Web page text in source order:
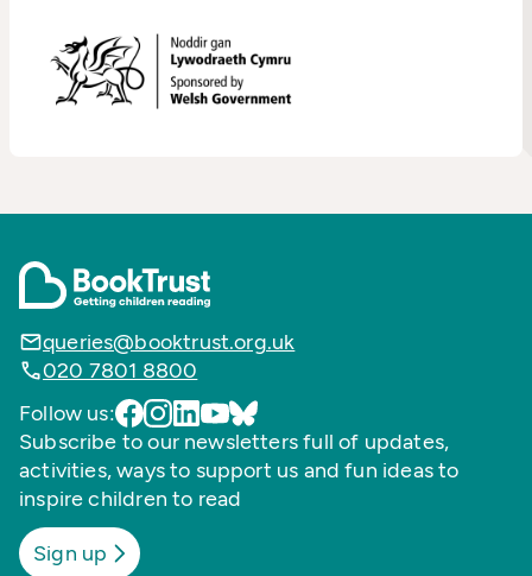
queries@booktrust.org.uk
020 7801 8800
Follow us:
Subscribe to our newsletters full of updates,
activities, ways to support us and fun ideas to
inspire children to read
Sign up